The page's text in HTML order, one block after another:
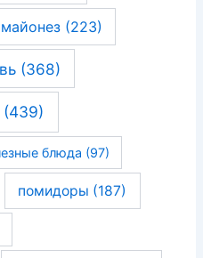
майонез(223)
(368)
(439)
блюда (97)
помидоры (187)